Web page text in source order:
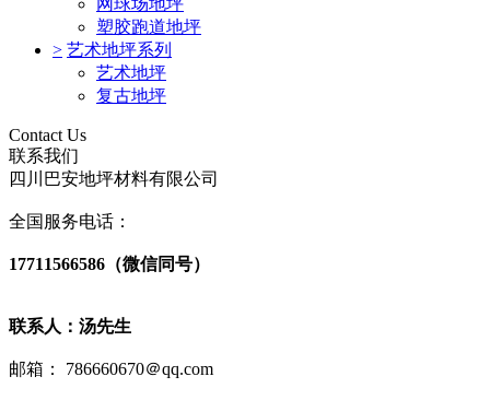
网球场地坪
塑胶跑道地坪
> 艺术地坪系列
艺术地坪
复古地坪
Contact Us
联系我们
四川巴安地坪材料有限公司
全国服务电话：
17711566586（微信同号）
联系人：汤先生
邮箱： 786660670＠qq.com